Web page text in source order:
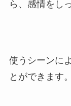
ら、感情をし
使うシーンに
とができます。